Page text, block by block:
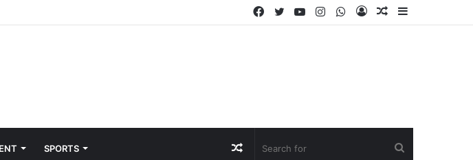
Sidebar
Random
Log
WhatsApp
Instagram
YouTube
Twitter
Facebook
SPORTS Random